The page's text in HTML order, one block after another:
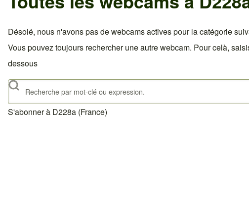
Désolé, nous n'avons pas de webcams actives pour la catégorie
Vous pouvez toujours rechercher une autre webcam. Pour celà,
dessous
Rechercher
S'abonner à D228a (France)